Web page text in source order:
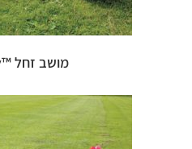
מושב זחל ™Munchy